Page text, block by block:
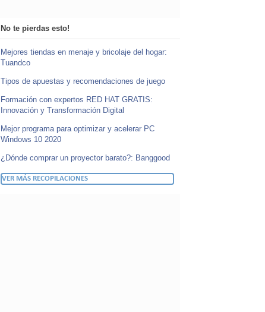
No te pierdas esto!
Mejores tiendas en menaje y bricolaje del hogar:
Tuandco
Tipos de apuestas y recomendaciones de juego
Formación con expertos RED HAT GRATIS:
Innovación y Transformación Digital
Mejor programa para optimizar y acelerar PC
Windows 10 2020
¿Dónde comprar un proyector barato?: Banggood
VER MÁS RECOPILACIONES